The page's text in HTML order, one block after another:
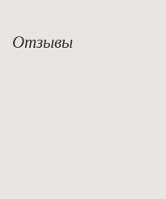
Отзывы